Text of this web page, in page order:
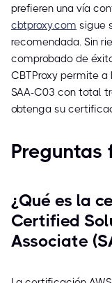
prefieren una vía
cbtproxy.com sigue
recomendada. Sin
comprobado de
CBTProxy permite
SAA-C03 con total
obtenga su
Preguntas
¿Qué es la
Certified
Associate